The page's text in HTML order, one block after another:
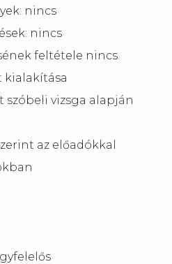
nincs
nincs
feltétele nincs.
kialakítása
szóbeli vizsga alapján
az előadókkal